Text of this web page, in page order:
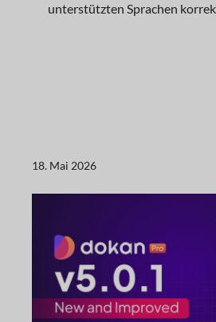
unterstützten Sprachen
18. Mai 2026